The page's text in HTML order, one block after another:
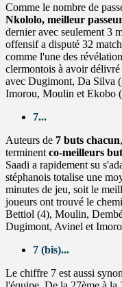
Comme le nombre de
Nkololo, meilleur
dernier avec seulement 3
offensif a disputé 32
comme l'une des
clermontois à avoir délivré
avec Dugimont, Da Silva
Imorou, Moulin et Ekobo
7...
Auteurs de 7 buts chacun,
terminent co-meilleurs
Saadi a rapidement su
stéphanois totalise une
minutes de jeu, soit le
joueurs ont trouvé le
Bettiol (4), Moulin,
Dugimont, Avinel et
7 (bis)...
Le chiffre 7 est aussi